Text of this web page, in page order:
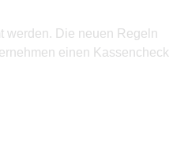
werden. Die neuen Regeln
einen Kassencheck